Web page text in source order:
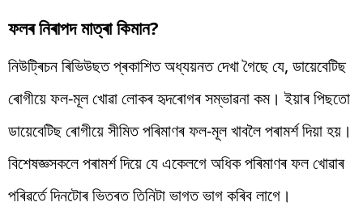
ফলৰ নিৰাপদ মাত্ৰা কিমান?
নিউট্ৰিচন ৰিভিউছত প্ৰকাশিত অধ্যয়নত দেখা গৈছে যে, ডায়েবেটিছ
ৰোগীয়ে ফল-মূল খোৱা লোকৰ হৃদৰোগৰ সম্ভাৱনা কম। ইয়াৰ পিছতো
ডায়েবেটিছ ৰোগীয়ে সীমিত পৰিমাণৰ ফল-মূল খাবলৈ পৰামৰ্শ দিয়া হয়।
বিশেষজ্ঞসকলে পৰামৰ্শ দিয়ে যে একেলগে অধিক পৰিমাণৰ ফল খোৱাৰ
পৰিৱৰ্তে দিনটোৰ ভিতৰত তিনিটা ভাগত ভাগ কৰিব লাগে।